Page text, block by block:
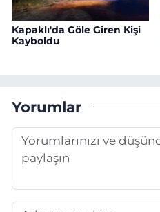
Kapaklı'da Göle Giren Kişi
Kayboldu
Yorumlar